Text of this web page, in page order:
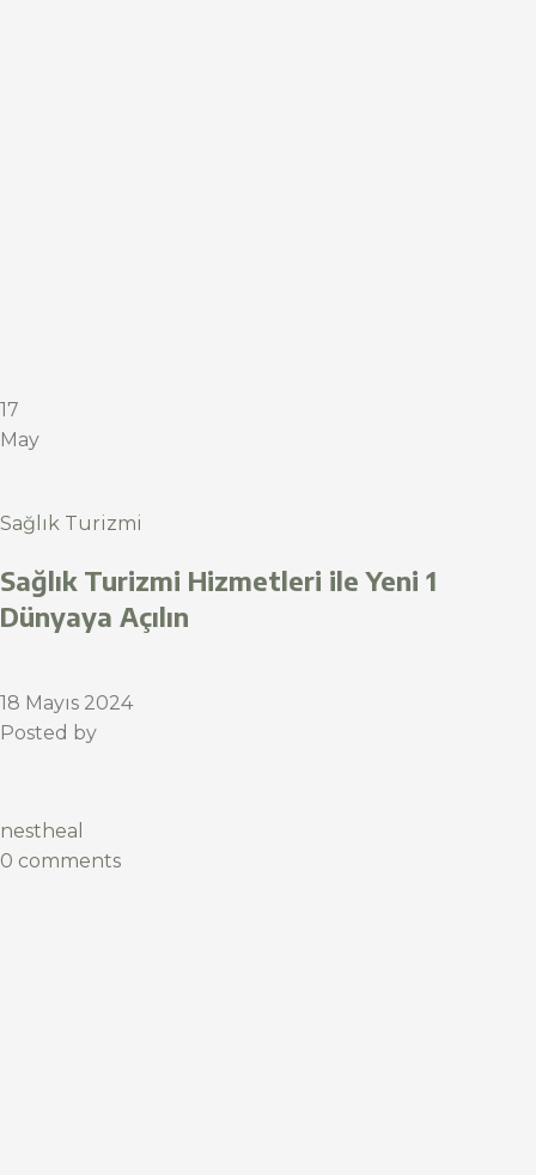
17
May
Sağlık Turizmi
Sağlık Turizmi Hizmetleri ile Yeni 1
Dünyaya Açılın
18 Mayıs 2024
Posted by
nestheal
0 comments